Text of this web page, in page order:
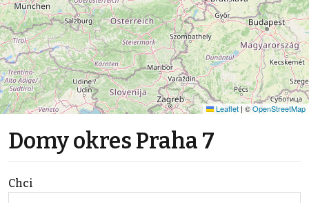
Leaflet | ©OpenStreetMap
Domy okres Praha 7
Chci